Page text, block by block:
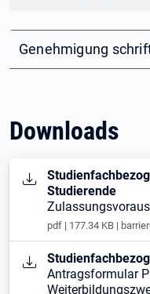
Genehmigung
Downloads
Öffnet in neuem Tab
Studierende
pdf | 177.34 KB |
Öffnet in neuem Tab
Antragsformular